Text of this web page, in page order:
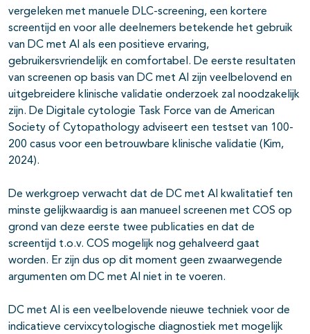
vergeleken met manuele DLC-screening, een kortere
screentijd en voor alle deelnemers betekende het gebruik
van DC met AI als een positieve ervaring,
gebruikersvriendelijk en comfortabel. De eerste resultaten
van screenen op basis van DC met AI zijn veelbelovend en
uitgebreidere klinische validatie onderzoek zal noodzakelijk
zijn. De Digitale cytologie Task Force van de American
Society of Cytopathology adviseert een testset van 100-
200 casus voor een betrouwbare klinische validatie (Kim,
2024).
De werkgroep verwacht dat de DC met AI kwalitatief ten
minste gelijkwaardig is aan manueel screenen met COS op
grond van deze eerste twee publicaties en dat de
screentijd t.o.v. COS mogelijk nog gehalveerd gaat
worden. Er zijn dus op dit moment geen zwaarwegende
argumenten om DC met AI niet in te voeren.
DC met AI is een veelbelovende nieuwe techniek voor de
indicatieve cervixcytologische diagnostiek met mogelijk